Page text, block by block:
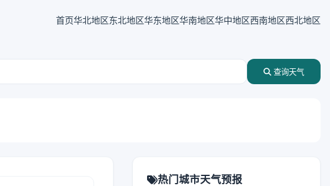
首页华北地区东北地区华东地区华南地区华中地区西南地区西北地区
查询天气
热门城市天气预报